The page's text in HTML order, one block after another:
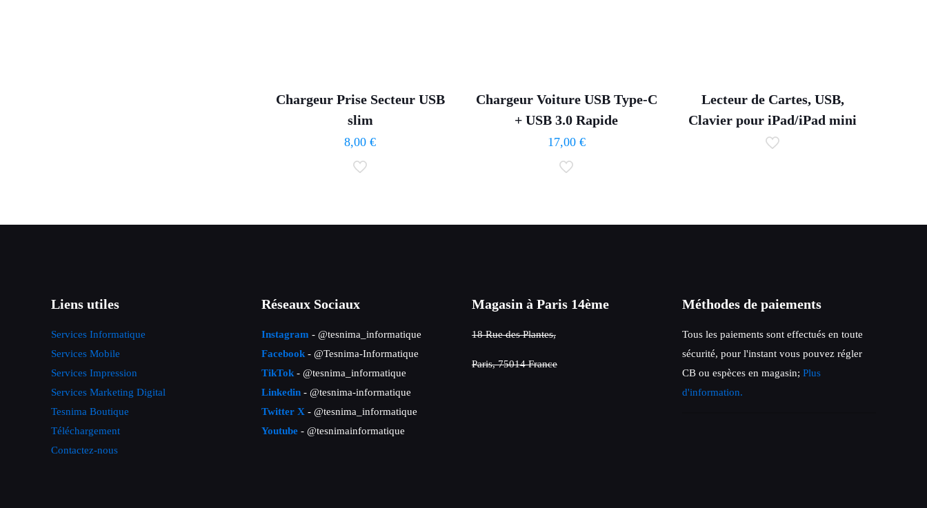
Chargeur Prise Secteur USB
slim
8,00€
Chargeur Voiture USB Type-C
+ USB 3.0 Rapide
17,00 €
Lecteur de Cartes, USB,
Clavier pour iPad/iPad mini
Liens utiles
Services Informatique
Services Mobile
Services Impression
Services Marketing Digital
Tesnima Boutique
Téléchargement
Contactez-nous
Réseaux Sociaux
Instagram - @tesnima_informatique
Facebook - @Tesnima-Informatique
TikTok - @tesnima_informatique
Linkedin - @tesnima-informatique
Twitter X - @tesnima_informatique
Youtube - @tesnimainformatique
Magasin à Paris 14ème
18 Rue des Plantes,
Paris, 75014 France
Méthodes de paiements
Tous les paiements sont effectués en toute
sécurité, pour l'instant vous pouvez régler
CB ou espèces en magasin; Plus
d'information.